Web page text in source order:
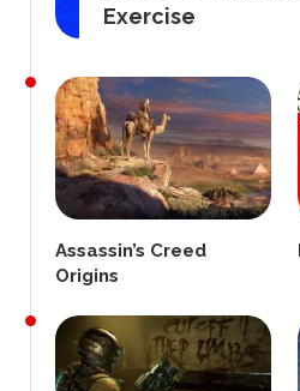
Exercise
Assassin’s Creed
Origins